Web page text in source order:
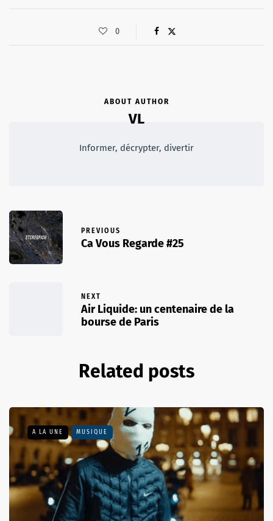
0
ABOUT AUTHOR
VL
Informer, décrypter, divertir
PREVIOUS
Ca Vous Regarde #25
NEXT
Air Liquide: un centenaire de la
bourse de Paris
Related posts
A LA UNE MUSIQUE